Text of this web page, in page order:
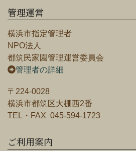
管理運営
横浜市指定管理者
NPO法人
都筑民家園管理運営委員会
管理者の詳細
〒224-0028
横浜市都筑区大棚西2番
TEL・FAX 045-594-1723
ご利用案内